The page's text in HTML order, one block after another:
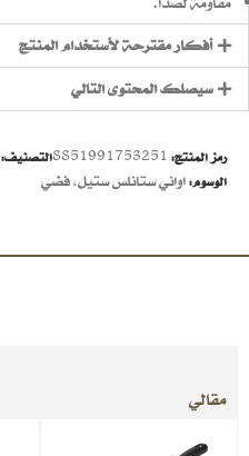
أفكار مقترحة لأستخدام المنتج
سيصلك المحتوى التالي
رمز المنتج: 8851991753251التصنيف:
الوسوم:اواني ستانلس ستيل,فضي
مقالي